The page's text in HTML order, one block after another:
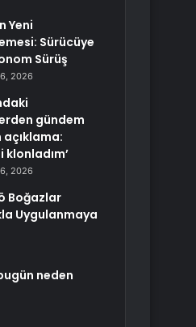
Yeni
Sürücüye
Sürüş
2026
gündem
klonladım’
2026
Boğazlar
Uygulanmaya
neden